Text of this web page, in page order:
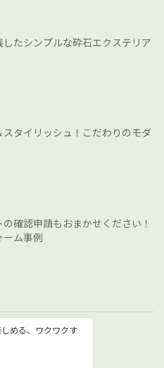
したシンプルな砕石エクステリア
スタイリッシュ！こだわりのモダ
の確認申請もおまかせください！
ーム事例
める、ワクワクす